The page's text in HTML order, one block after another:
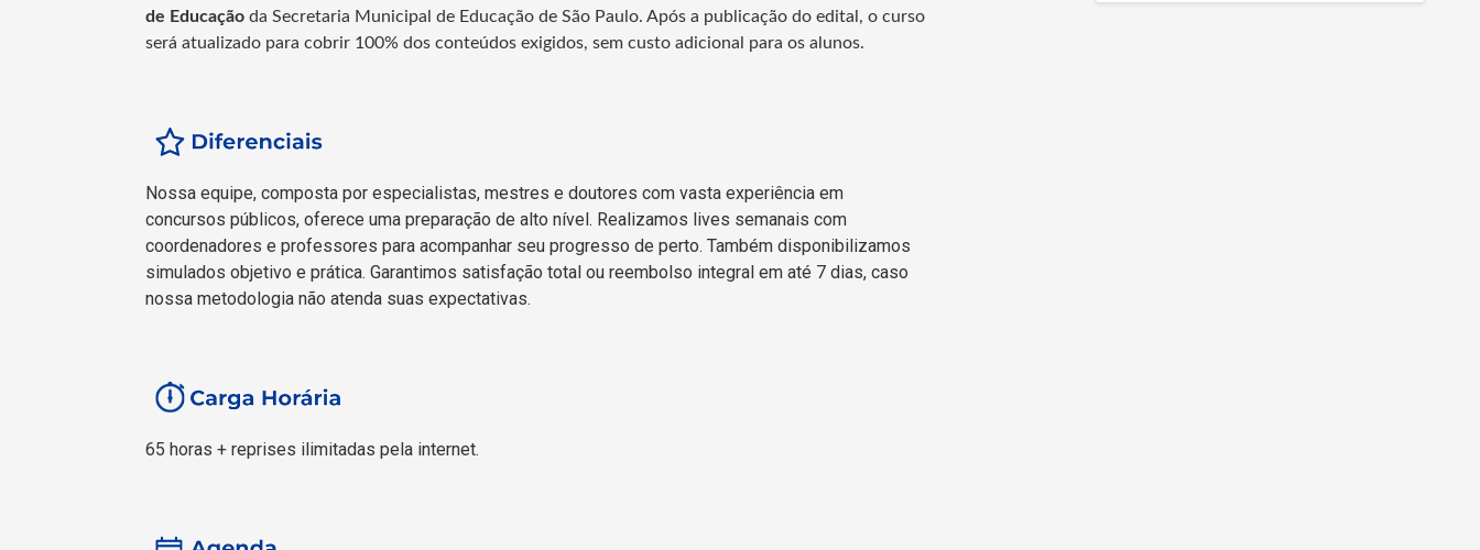
de Educação da Secretaria Municipal de Educação de São Paulo. Após a publicação do edital, o curso
será atualizado para cobrir 100% dos conteúdos exigidos, sem custo adicional para os alunos.
Nossa equipe, composta por especialistas, mestres e doutores com vasta experiência em
concursos públicos, oferece uma preparação de alto nível. Realizamos lives semanais com
coordenadores e professores para acompanhar seu progresso de perto. Também disponibilizamos
simulados objetivo e prática. Garantimos satisfação total ou reembolso integral em até 7 dias, caso
nossa metodologia não atenda suas expectativas.
65 horas + reprises ilimitadas pela internet.